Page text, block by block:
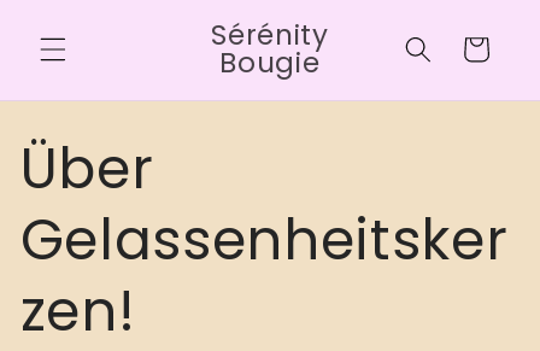
Inhalt
Sérénity
Bougie Warenkorb
Über
Gelassenheitsker
zen!